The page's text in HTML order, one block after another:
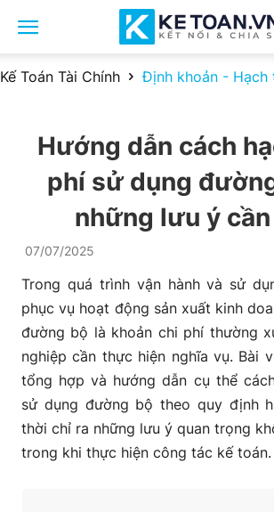
Kế Toán Tài Chính Định khoản - Hạch
Hướng dẫn cách
phí sử dụng
những lưu ý
07/07/2025
Trong quá trình vận hành và sử
phục vụ hoạt động sản xuất kinh
đường bộ là khoản chi phí thường
nghiệp cần thực hiện nghĩa vụ. Bài
tổng hợp và hướng dẫn cụ thể
sử dụng đường bộ theo quy định
thời chỉ ra những lưu ý quan trọng
trong khi thực hiện công tác kế toán.